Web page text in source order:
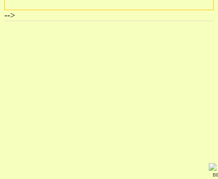
-->